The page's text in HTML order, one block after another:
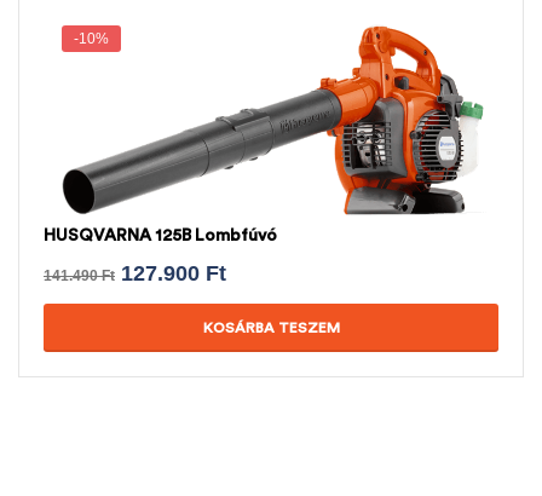
-10%
HUSQVARNA 125B Lombfúvó
141.490Ft 127.900 Ft
KOSÁRBA TESZEM